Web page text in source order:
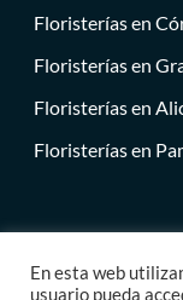
Floristerías en
Floristerías en
Floristerías en
Floristerías en
Aviso legal
En esta web
usuario pueda